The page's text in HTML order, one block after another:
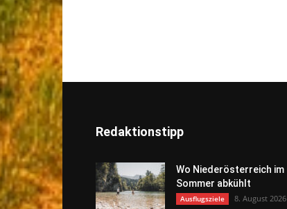
Redaktionstipp
Wo Niederösterreich im
Sommer abkühlt
Ausflugsziele 8. August 2026